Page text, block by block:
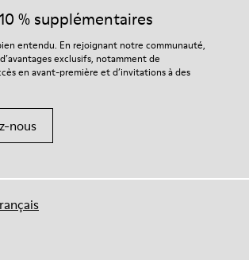
25 % Cuir de porc finition suède
instructions détaillées sur l’entretien de
consultez notre guide d’entretien
% supplémentaires
entendu. En rejoignant notre communauté,
exclusifs, notamment de
en avant-première et d’invitations à des
nous